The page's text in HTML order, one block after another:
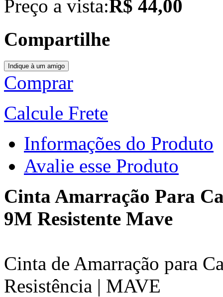
Preço a vista:R$ 44,00
Compartilhe
Comprar
Calcule Frete
Informações do Produto
Avalie esse Produto
Cinta Amarração Para
9M Resistente Mave
Cinta de Amarração para
Resistência | MAVE